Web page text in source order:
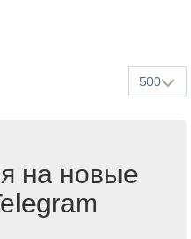
500
на новые